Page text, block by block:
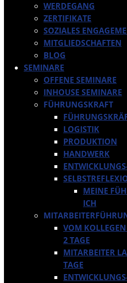
WERDEGANG
ZERTIFIKATE
SOZIALES
MITGLIEDSCHAFTEN
BLOG
SEMINARE
OFFENE SEMINARE
INHOUSE SEMINARE
FÜHRUNGSKRAFT
LOGISTIK
PRODUKTION
HANDWERK
MEINE
ICH
VOM
2 TAGE
MITARBEITER
TAGE